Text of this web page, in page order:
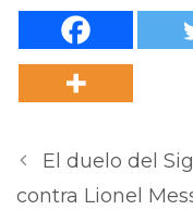
El duelo del
contra Lionel